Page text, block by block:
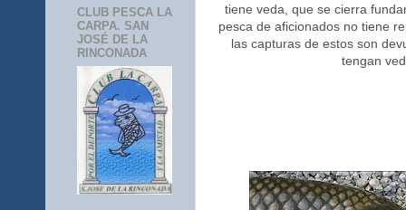
tiene veda, que se cierra
pesca de aficionados no tiene
las capturas de estos son
tengan
CLUB PESCA LA
CARPA. SAN
JOSÉ DE LA
RINCONADA